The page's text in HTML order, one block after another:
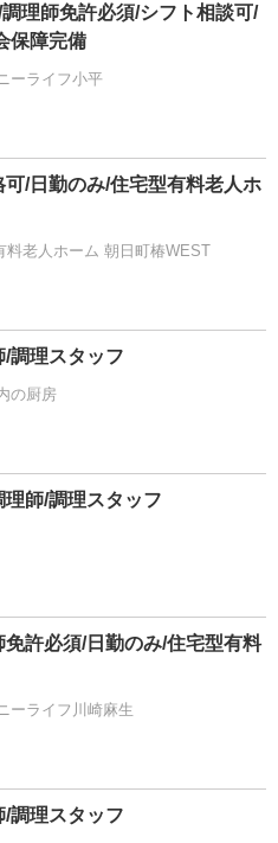
理師免許必須/シフト相談可/
保障完備
ーライフ小平
可/日勤のみ/住宅型有料老人ホ
料老人ホーム 朝日町椿WEST
調理スタッフ
の厨房
師/調理スタッフ
免許必須/日勤のみ/住宅型有料
ーライフ川崎麻生
調理スタッフ